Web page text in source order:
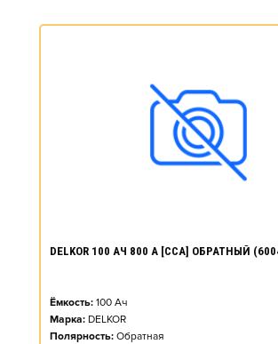
DELKOR 100 АЧ 800 А [CCA] ОБРАТНЫЙ
Ёмкость: 100 Ач
Марка: DELKOR
Полярность: Обратная